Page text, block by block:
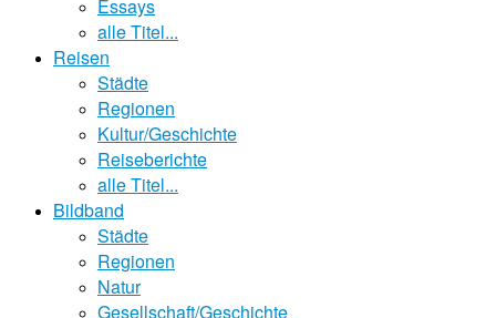
Essays
alle Titel...
Reisen
Städte
Regionen
Kultur/Geschichte
Reiseberichte
alle Titel...
Bildband
Städte
Regionen
Natur
Gesellschaft/Geschichte